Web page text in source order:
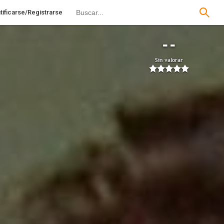
Registrarse
--
Sin valorar